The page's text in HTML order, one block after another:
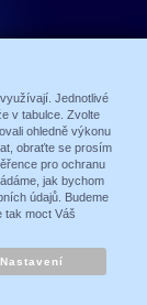
s.r.o.
Jednotlivé
v tabulce. Zvolte
ohledně výkonu
obraťte se prosím
pro ochranu
jak bychom
údajů. Budeme
tak moct Váš
Nastavení